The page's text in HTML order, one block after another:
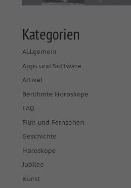
Kategorien
ALLgemein
Apps und Software
Artikel
Berühmte Horoskope
FAQ
Film und Fernsehen
Geschichte
Horoskope
Jubilee
Kunst